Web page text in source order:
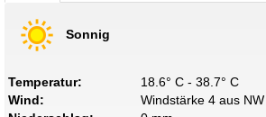
Sonnig
Temperatur:
18.6° C - 38.7° C
Wind:
Windstärke 4 aus NW